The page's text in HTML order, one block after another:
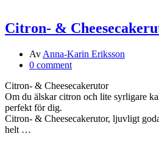
Citron- &
Av Anna-Karin Eriksson
0 comment
Citron- & Cheesecakerutor
Om du älskar citron och lite syrligare
perfekt för dig.
Citron- & Cheesecakerutor, ljuvligt
helt …